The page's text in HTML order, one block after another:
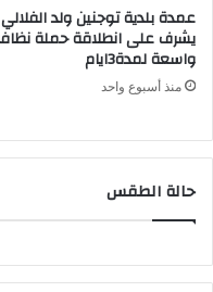
عمدة بلدية توجنين ولد الفلالي
يشرف على انطلاقة حملة
واسعة لمدة3ايام
منذ أسبوع واحد
حالة الطقس